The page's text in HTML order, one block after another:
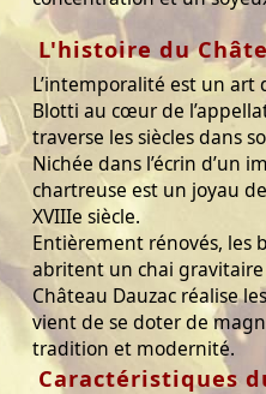
L'histoire du
L’intemporalité est un art
Blotti au cœur de
traverse les siècles dans
Nichée dans l’écrin d’un
chartreuse est un joyau
XVIIIe siècle.
Entièrement rénovés, les
abritent un chai
Château Dauzac réalise
vient de se doter de
tradition et modernité.
Caractéristiques